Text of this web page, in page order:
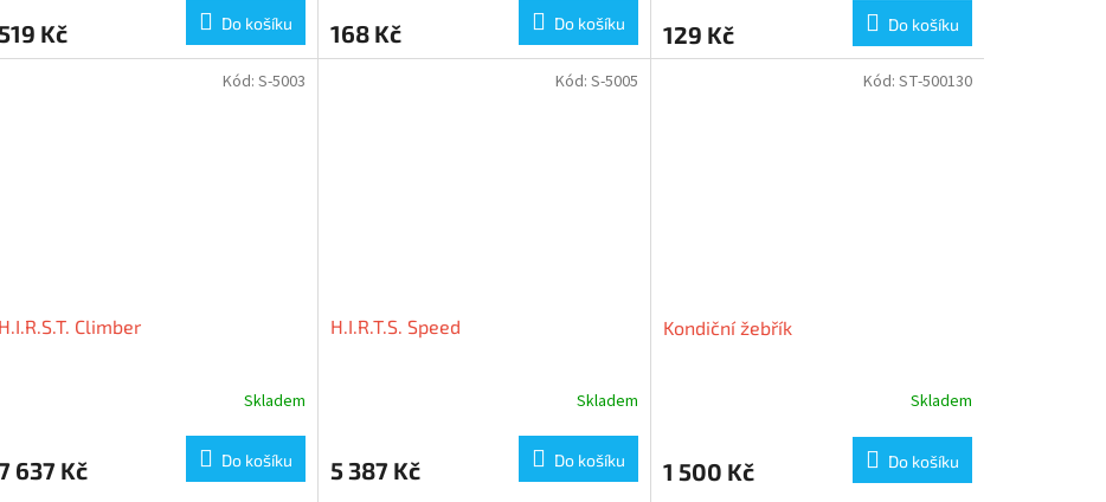
519 Kč Do košíku 168 Kč Do košíku 129 Kč Do košíku
H.I.R.S.T. Climber
Skladem
637 Kč Do košíku
Kód: S-5003
H.I.R.T.S. Speed
Skladem
5 387 Kč Do košíku
Kód: S-5005
Kondiční žebřík
Skladem
1 500 Kč Do košíku
Kód: ST-500130